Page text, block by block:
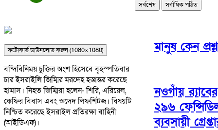
ফটোকার্ড ডাউনলোড করুন (1080×1080)
বন্দিবিনিময় চুক্তির অংশ হিসেবে বৃহস্পতিবার
চার ইসরাইলি জিম্মির মরদেহ হস্তান্তর করেছে
হামাস। নিহত জিম্মিরা হলেন- শিরি, এরিয়েল,
কেফির বিবাস এবং ওদেদ লিফশিটজ। বিষয়টি
নিশ্চিত করেছে ইসরাইল প্রতিরক্ষা বাহিনী
(আইডিএফ)।
সর্বশেষ সর্বাধিক পঠিত
মানুষ কেন
নওগাঁয়
২৯৬
ব্যবসায়ী